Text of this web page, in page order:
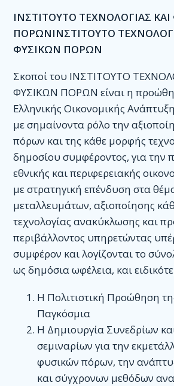
Γραμματείες
Αθλητισμός
ΜΜΕ
Οικονομικά
Τράπεζα
Κουπόνια
Επιτροπή
Ενίσχυση των
Λογιστήριο
Έγγραφα
Μελέτες
Αλληλογραφία
Νομικά
Γενικά
ΙΝΣΤΙΤΟΥΤΟ ΤΕΧΝΟΛΟΓΙΑΣ
ΠΟΡΩΝΙΝΣΤΙΤΟΥΤΟ
ΦΥΣΙΚΩΝ ΠΟΡΩΝ
Σκοποί του ΙΝΣΤΙΤΟΥΤΟ
ΦΥΣΙΚΩΝ ΠΟΡΩΝ είναι η
Ελληνικής Οικονομικής
με σημαίνοντα ρόλο την
πόρων και της κάθε μορφής
δημοσίου συμφέροντος, για την
εθνικής και περιφερειακής
με στρατηγική επένδυση στα
μεταλλευμάτων, αξιοποίησης
τεχνολογίας ανακύκλωσης και
περιβάλλοντος υπηρετώντας
συμφέρον και λογίζονται το
ως δημόσια ωφέλεια, και
Η Πολιτιστική Προώθηση
Παγκόσμια
H Δημιουργία Συνεδρίων
σεμιναρίων για την
φυσικών πόρων, την
και σύγχρονων μεθόδων